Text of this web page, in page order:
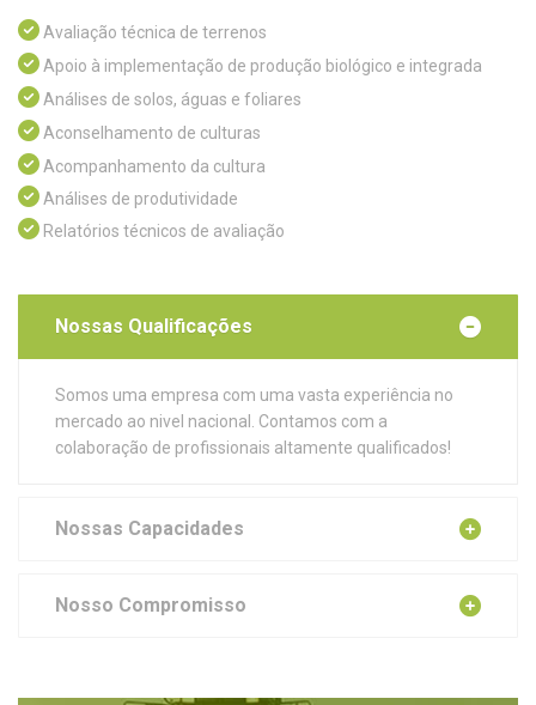
Avaliação técnica de terrenos
Apoio à implementação de produção biológico e integrada
Análises de solos, águas e foliares
Aconselhamento de culturas
Acompanhamento da cultura
Análises de produtividade
Relatórios técnicos de avaliação
Nossas Qualificações
Somos uma empresa com uma vasta experiência no
mercado ao nivel nacional. Contamos com a
colaboração de profissionais altamente qualificados!
Nossas Capacidades
Nosso Compromisso